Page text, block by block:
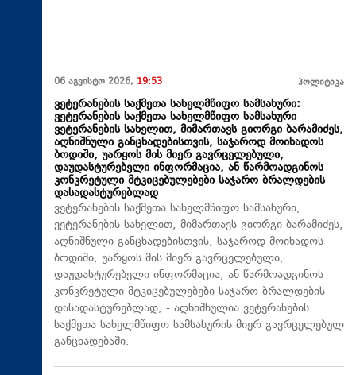
06 აგვისტო 2026, 19:53 პოლიტიკა
ვეტერანების საქმეთა სახელმწიფო სამსახური:
ვეტერანების საქმეთა სახელმწიფო სამსახური
ვეტერანების სახელით, მიმართავს გიორგი ბარამიძეს,
აღნიშნული განცხადებისთვის, საჯაროდ მოიხადოს
ბოდიში, უარყოს მის მიერ გავრცელებული,
დაუდასტურებელი ინფორმაცია, ან წარმოადგინოს
კონკრეტული მტკიცებულებები საჯარო ბრალდების
დასადასტურებლად
ვეტერანების საქმეთა სახელმწიფო სამსახური,
ვეტერანების სახელით, მიმართავს გიორგი ბარამიძეს,
აღნიშნული განცხადებისთვის, საჯაროდ მოიხადოს
ბოდიში, უარყოს მის მიერ გავრცელებული,
დაუდასტურებელი ინფორმაცია, ან წარმოადგინოს
კონკრეტული მტკიცებულებები საჯარო ბრალდების
დასადასტურებლად, - აღნიშნულია ვეტერანების
საქმეთა სახელმწიფო სამსახურის მიერ გავრცელებულ
განცხადებაში.